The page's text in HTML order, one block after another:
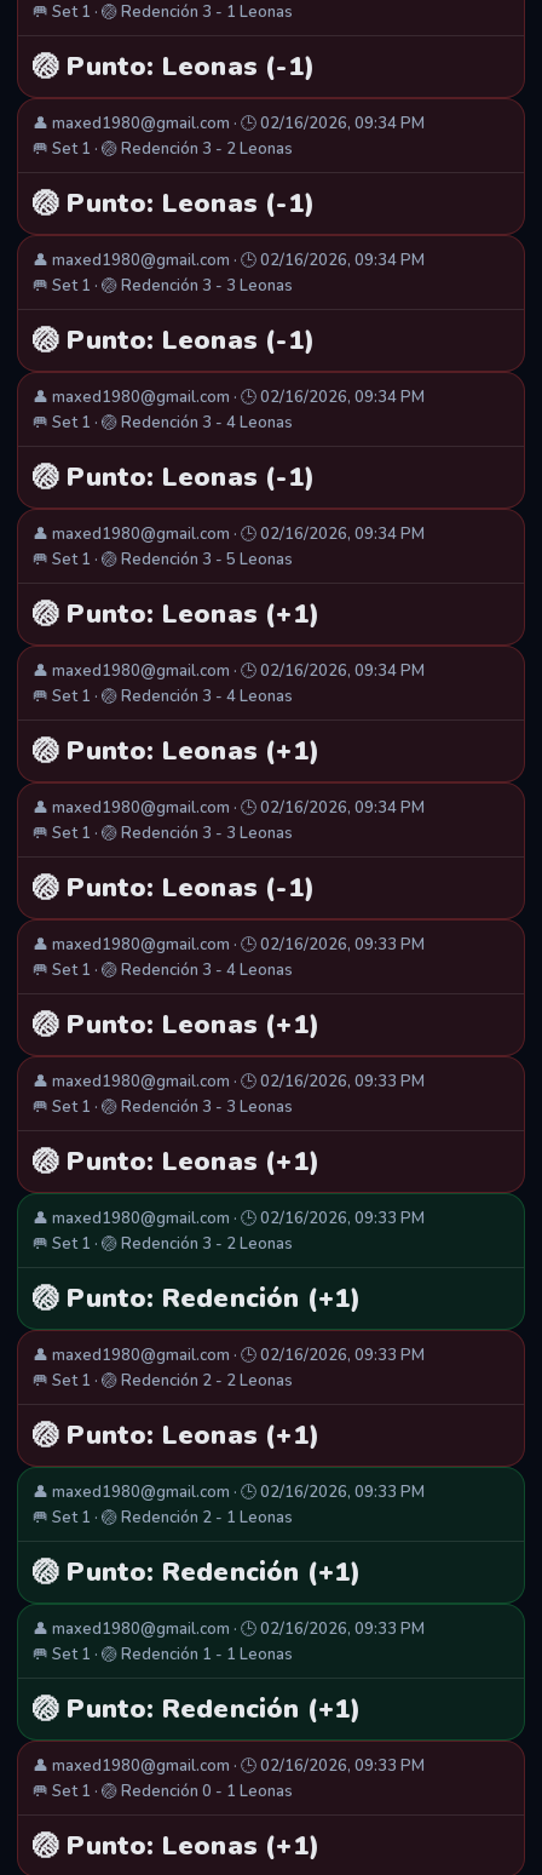
🥅 Set 1 · 🏐 Redención 3 - 1 Leonas
🏐 Punto: Leonas (-1)
👤 maxed1980@gmail.com · 🕒 02/16/2026, 09:34 PM
🥅 Set 1 · 🏐 Redención 3 - 2 Leonas
🏐 Punto: Leonas (-1)
👤 maxed1980@gmail.com · 🕒 02/16/2026, 09:34 PM
🥅 Set 1 · 🏐 Redención 3 - 3 Leonas
🏐 Punto: Leonas (-1)
👤 maxed1980@gmail.com · 🕒 02/16/2026, 09:34 PM
🥅 Set 1 · 🏐 Redención 3 - 4 Leonas
🏐 Punto: Leonas (-1)
👤 maxed1980@gmail.com · 🕒 02/16/2026, 09:34 PM
🥅 Set 1 · 🏐 Redención 3 - 5 Leonas
🏐 Punto: Leonas (+1)
👤 maxed1980@gmail.com · 🕒 02/16/2026, 09:34 PM
🥅 Set 1 · 🏐 Redención 3 - 4 Leonas
🏐 Punto: Leonas (+1)
👤 maxed1980@gmail.com · 🕒 02/16/2026, 09:34 PM
🥅 Set 1 · 🏐 Redención 3 - 3 Leonas
🏐 Punto: Leonas (-1)
👤 maxed1980@gmail.com · 🕒 02/16/2026, 09:33 PM
🥅 Set 1 · 🏐 Redención 3 - 4 Leonas
🏐 Punto: Leonas (+1)
👤 maxed1980@gmail.com · 🕒 02/16/2026, 09:33 PM
🥅 Set 1 · 🏐 Redención 3 - 3 Leonas
🏐 Punto: Leonas (+1)
👤 maxed1980@gmail.com · 🕒 02/16/2026, 09:33 PM
🥅 Set 1 · 🏐 Redención 3 - 2 Leonas
🏐 Punto: Redención (+1)
👤 maxed1980@gmail.com · 🕒 02/16/2026, 09:33 PM
🥅 Set 1 · 🏐 Redención 2 - 2 Leonas
🏐 Punto: Leonas (+1)
👤 maxed1980@gmail.com · 🕒 02/16/2026, 09:33 PM
🥅 Set 1 · 🏐 Redención 2 - 1 Leonas
🏐 Punto: Redención (+1)
👤 maxed1980@gmail.com · 🕒 02/16/2026, 09:33 PM
🥅 Set 1 · 🏐 Redención 1 - 1 Leonas
🏐 Punto: Redención (+1)
👤 maxed1980@gmail.com · 🕒 02/16/2026, 09:33 PM
🥅 Set 1 · 🏐 Redención 0 - 1 Leonas
🏐 Punto: Leonas (+1)